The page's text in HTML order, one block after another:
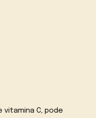
C, pode